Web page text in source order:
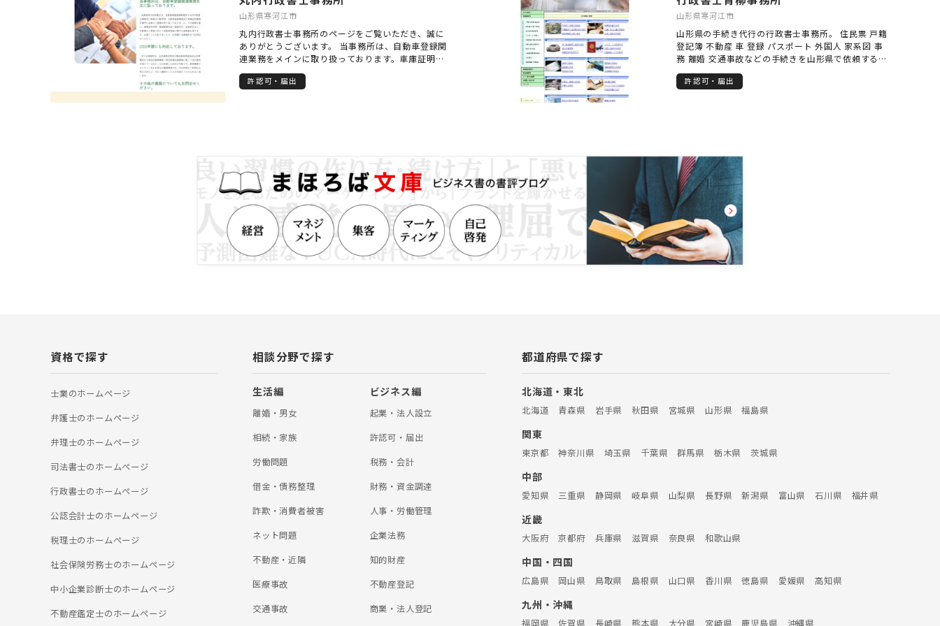
山形県寒河江市
丸内行政書士事務所のページをご覧いただき、誠に
ありがとうございます。 当事務所は、自動車登録関
連業務をメインに取り扱っております。車庫証明、
山形ナンバーの登録自動車・軽自動車の新規登録、
名義変更、廃車など各種申請手続きは、ぜひ当事務
ております。 上記業務以外についても、どうぞお気
軽にお問い合わせください。
許認可・届出
山形県寒河江市
山形県の手続き代行の行政書士事務所。 住民票 戸籍
登記簿 不動産 車 登録 パスポート 外国人 家系図 事
務 離婚 交通事故などの手続きを山形県で依頼するな
ら行政書士青柳事務所までご相談ください。 山形市
米沢市 鶴岡市 酒田市 天童市 新庄市 東根市 寒河江市
許認可・届出
資格で探す
士業のホームぺージ
弁護士のホームぺージ
弁理士のホームぺージ
司法書士のホームぺージ
行政書士のホームぺージ
公認会計士のホームぺージ
税理士のホームぺージ
社会保険労務士のホームぺージ
中小企業診断士のホームぺージ
不動産鑑定士のホームぺージ
相談分野で探す
生活編
離婚・男女
相続・家族
労働問題
借金・債務整理
詐欺・消費者被害
ネット問題
不動産・近隣
医療事故
交通事故
ビジネス編
起業・法人設立
許認可・届出
税務・会計
財務・資金調達
人事・労働管理
企業法務
知的財産
不動産登記
商業・法人登記
都道府県で探す
北海道・東北
北海道 青森県 岩手県 秋田県 宮城県 山形県 福島県
関東
東京都 神奈川県 埼玉県 千葉県 群馬県 栃木県 茨城県
中部
愛知県 三重県 静岡県 岐阜県 山梨県 長野県 新潟県 富山県 石川県 福井県
近畿
大阪府 京都府 兵庫県 滋賀県 奈良県 和歌山県
中国・四国
広島県 岡山県 鳥取県 島根県 山口県 香川県 徳島県 愛媛県 高知県
九州・沖縄
福岡県 佐賀県 長崎県 熊本県 大分県 宮崎県 鹿児島県 沖縄県